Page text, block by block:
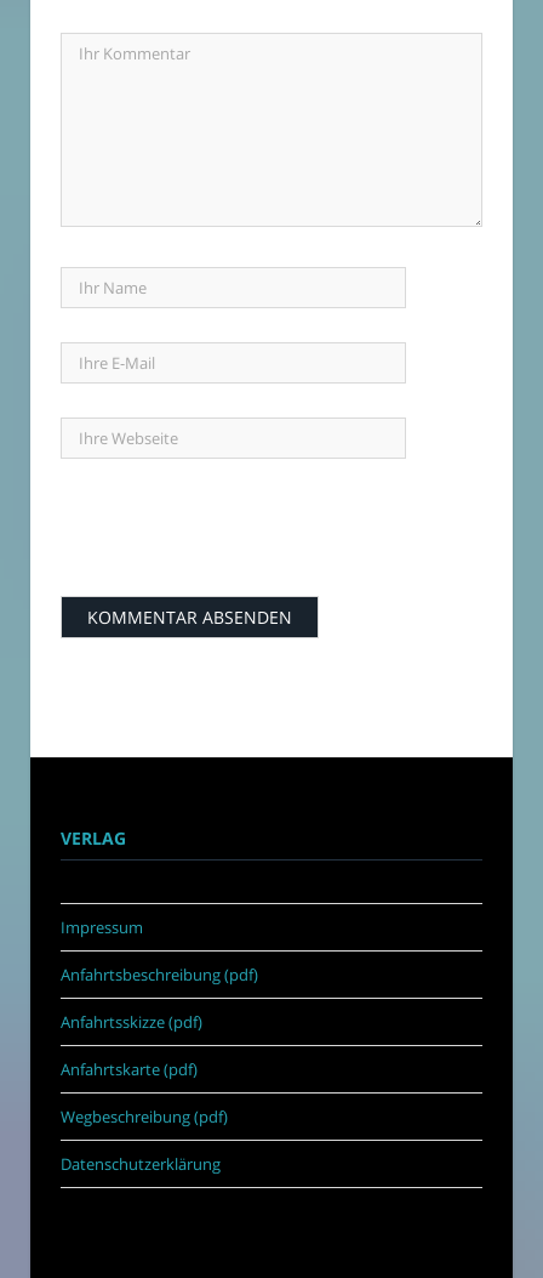
VERLAG
Impressum
Anfahrtsbeschreibung (pdf)
Anfahrtsskizze (pdf)
Anfahrtskarte (pdf)
Wegbeschreibung (pdf)
Datenschutzerklärung